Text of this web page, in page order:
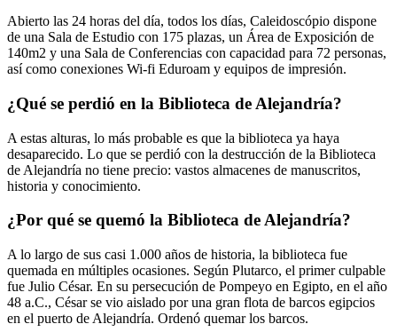
Abierto las 24 horas del día, todos los días, Caleidoscópio dispone
de una Sala de Estudio con 175 plazas, un Área de Exposición de
140m2 y una Sala de Conferencias con capacidad para 72 personas,
así como conexiones Wi-fi Eduroam y equipos de impresión.
¿Qué se perdió en la Biblioteca de Alejandría?
A estas alturas, lo más probable es que la biblioteca ya haya
desaparecido. Lo que se perdió con la destrucción de la Biblioteca
de Alejandría no tiene precio: vastos almacenes de manuscritos,
historia y conocimiento.
¿Por qué se quemó la Biblioteca de Alejandría?
A lo largo de sus casi 1.000 años de historia, la biblioteca fue
quemada en múltiples ocasiones. Según Plutarco, el primer culpable
fue Julio César. En su persecución de Pompeyo en Egipto, en el año
48 a.C., César se vio aislado por una gran flota de barcos egipcios
en el puerto de Alejandría. Ordenó quemar los barcos.